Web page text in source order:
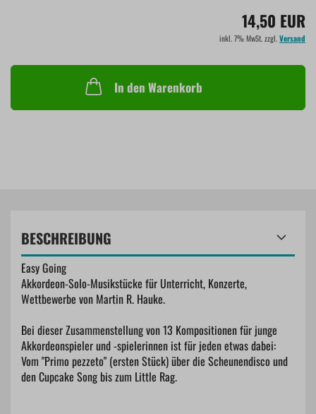
14,50 EUR
inkl. 7% MwSt. zzgl.Versand
In den Warenkorb
BESCHREIBUNG
Easy Going
Akkordeon-Solo-Musikstücke für Unterricht, Konzerte,
Wettbewerbe von Martin R. Hauke.
Bei dieser Zusammenstellung von 13 Kompositionen für junge
Akkordeonspieler und -spielerinnen ist für jeden etwas dabei:
Vom "Primo pezzeto" (ersten Stück) über die Scheunendisco und
den Cupcake Song bis zum Little Rag.